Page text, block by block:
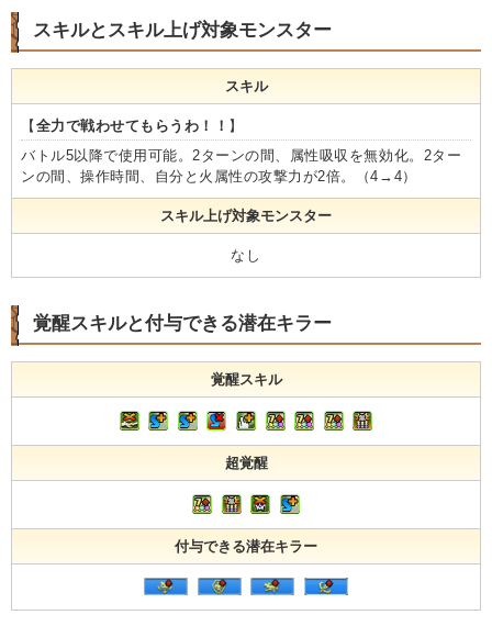
スキルとスキル上げ対象モンスター
スキル
【 全力で戦わせてもらうわ！！ 】
バトル5以降で使用可能。2ターンの間、属性吸収を無効化。2ター
ンの間、操作時間、自分と火属性の攻撃力が2倍。（4→4）
スキル上げ対象モンスター
なし
覚醒スキルと付与できる潜在キラー
覚醒スキル
超覚醒
付与できる潜在キラー